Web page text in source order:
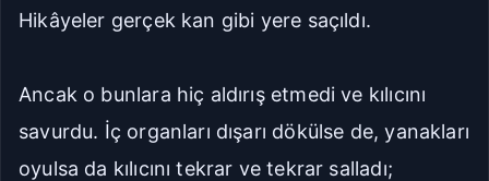
Hikâyeler gerçek kan gibi yere saçıldı.
Ancak o bunlara hiç aldırış etmedi ve kılıcını
savurdu. İç organları dışarı dökülse de, yanakları
oyulsa da kılıcını tekrar ve tekrar salladı;